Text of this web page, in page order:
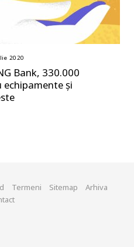
2020
Bank, 330.000
și
Termeni Sitemap
Arhiva